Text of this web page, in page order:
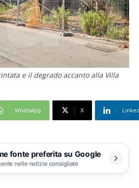
e il degrado accanto alla Villa
WhatsApp X
fonte preferita su Google
nelle notizie consigliate